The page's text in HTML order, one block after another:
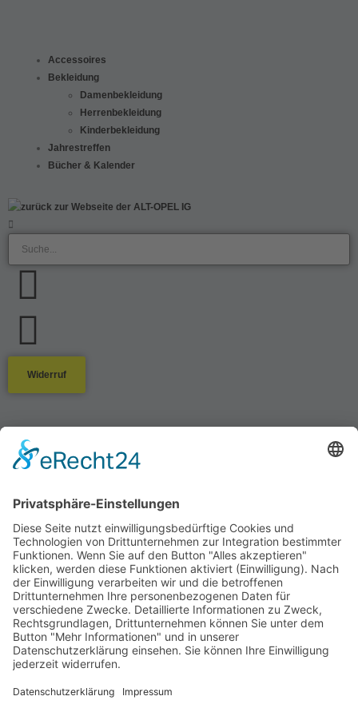
Accessoires
Bekleidung
Damenbekleidung
Herrenbekleidung
Kinderbekleidung
Jahrestreffen
Bücher & Kalender
Widerruf
Die Suche ergibt kein Ergebnis
Kontakt
Datenschutzerklärung
Impressum
Allgemeine Geschäftsbedingungen (AGB)
Widerrufsbelehrung
Zahlarten und Versandkosten